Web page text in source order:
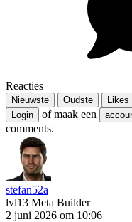
Reacties
Nieuwste Oudste
Likes
Login
of maak een
comments.
stefan52a
lvl13 Meta Builder
2 juni 2026 om 10:06